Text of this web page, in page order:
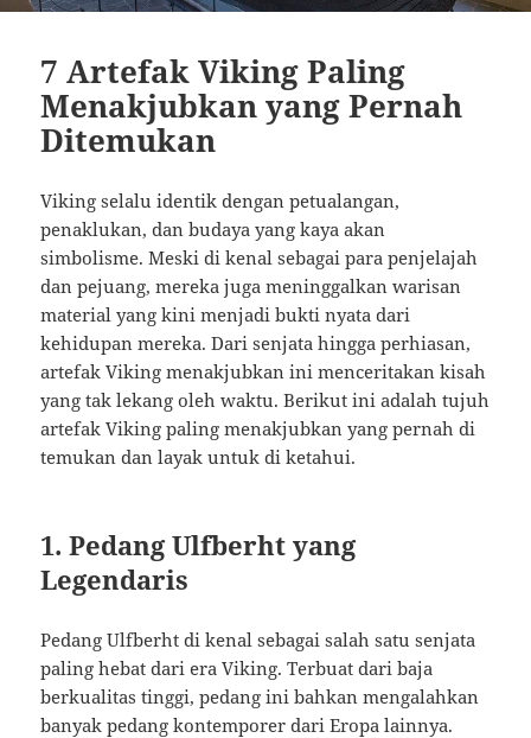
7 Artefak Viking Paling
Menakjubkan yang Pernah
Ditemukan
Viking selalu identik dengan petualangan,
penaklukan, dan budaya yang kaya akan
simbolisme. Meski di kenal sebagai para penjelajah
dan pejuang, mereka juga meninggalkan warisan
material yang kini menjadi bukti nyata dari
kehidupan mereka. Dari senjata hingga perhiasan,
artefak Viking menakjubkan ini menceritakan kisah
yang tak lekang oleh waktu. Berikut ini adalah tujuh
artefak Viking paling menakjubkan yang pernah di
temukan dan layak untuk di ketahui.
1. Pedang Ulfberht yang
Legendaris
Pedang Ulfberht di kenal sebagai salah satu senjata
paling hebat dari era Viking. Terbuat dari baja
berkualitas tinggi, pedang ini bahkan mengalahkan
banyak pedang kontemporer dari Eropa lainnya.